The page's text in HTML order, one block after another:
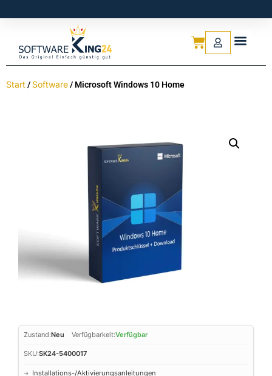
Start / Software/ Microsoft Windows 10 Home
Zustand:Neu Verfügbarkeit:Verfügbar
SKU:SK24-5400017
➜ Installations-/Aktivierungsanleitungen